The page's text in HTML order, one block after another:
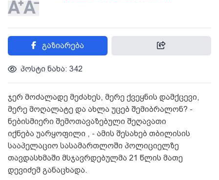
გაზიარება
პოსტი ნახა: 342
ჯერ მოძალადე მეძახეს, მერე ქვეყნის დამქცევი,
მერე მოღალატე და ახლა უცებ შემიბრალონ? -
ნებისმიერი შემოთავაზებული შეღავათი
იქნება უარყოფილი , - ამის შესახებ თბილისის
სააპელაციო სასამართლოში პოლიციელზე
თავდასხმაში მსჯავრდებულმა 21 წლის მათე
დევიძემ განაცხადა.